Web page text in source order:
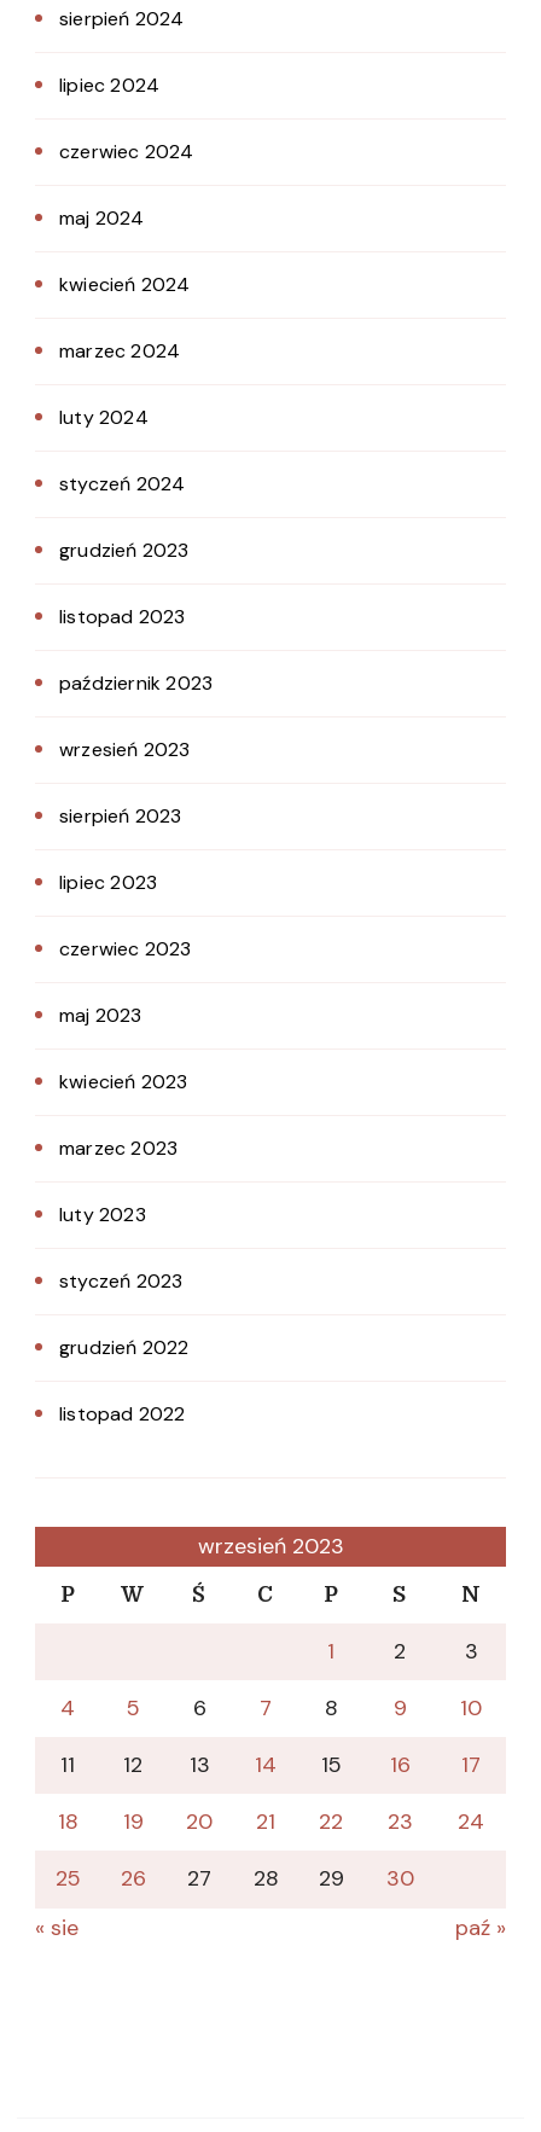
sierpień 2024
lipiec 2024
czerwiec 2024
maj 2024
kwiecień 2024
marzec 2024
luty 2024
styczeń 2024
grudzień 2023
listopad 2023
październik 2023
wrzesień 2023
sierpień 2023
lipiec 2023
czerwiec 2023
maj 2023
kwiecień 2023
marzec 2023
luty 2023
styczeń 2023
grudzień 2022
listopad 2022
wrzesień 2023
P W Ś C P S N
1 2
3
4
5 6 7 8 9
10
11
12 13 14 15 16
17
18
19 20 21 22 23
24
25
26 27 28 29
30
« sie
paź »